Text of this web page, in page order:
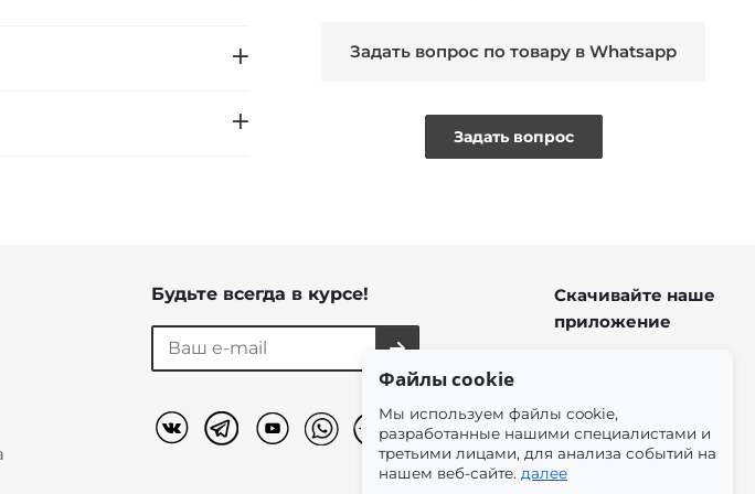
Задать вопрос по товару в Whatsapp
Задать вопрос
Будьте всегда в курсе!
Скачивайте наше
приложение
Файлы cookie
Мы используем файлы cookie,
разработанные нашими специалистами и
третьими лицами, для анализа событий на
нашем веб-сайте. далее